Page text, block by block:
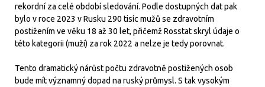
rekordní za celé období sledování. Podle dostupných dat pak
bylo v roce 2023 v Rusku 290 tisíc mužů se zdravotním
postižením ve věku 18 až 30 let, přičemž Rosstat skryl údaje o
této kategorii (muži) za rok 2022 a nelze je tedy porovnat.
Tento dramatický nárůst počtu zdravotně postižených osob
bude mít významný dopad na ruský průmysl. S tak vysokým